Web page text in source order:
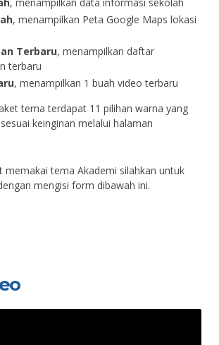
, menampilkan Peta Google Maps lokasi
Terbaru, menampilkan daftar
terbaru
, menampilkan 1 buah video terbaru
tema terdapat 11 pilihan warna yang
keinginan melalui halaman
memakai tema Akademi silahkan untuk
mengisi form dibawah ini.